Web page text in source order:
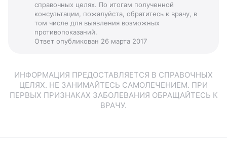
справочных целях. По итогам полученной
консультации, пожалуйста, обратитесь к врачу, в
том числе для выявления возможных
противопоказаний.
Ответ опубликован 26 марта 2017
ИНФОРМАЦИЯ ПРЕДОСТАВЛЯЕТСЯ В СПРАВОЧНЫХ
ЦЕЛЯХ. НЕ ЗАНИМАЙТЕСЬ САМОЛЕЧЕНИЕМ. ПРИ
ПЕРВЫХ ПРИЗНАКАХ ЗАБОЛЕВАНИЯ ОБРАЩАЙТЕСЬ К
ВРАЧУ.